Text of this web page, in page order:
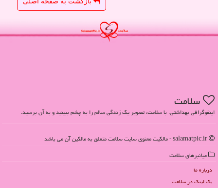
سلامت
اینفوگرافی بهداشتی. با سلامت، تصویر یک زندگی سالم را به چشم ببینید و به آن برسید.
میانبرهای سلامت
درباره ما
بک لینک در سلامت